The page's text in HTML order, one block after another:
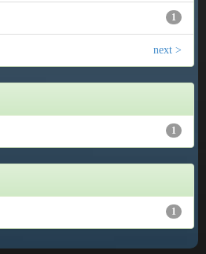
1
next >
1
1